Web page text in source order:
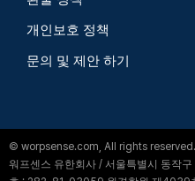
개인보호 정책
문의 및 제안 하기
© worpsense.com, All rights reserved.
워프센스 유한회사 / 서울특별시 동작